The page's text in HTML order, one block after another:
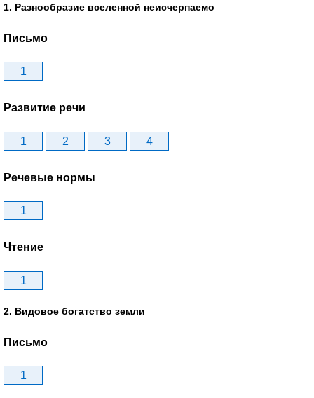
1. Разнообразие вселенной неисчерпаемо
Письмо
1
Развитие речи
1 2 3 4
Речевые нормы
1
Чтение
1
2. Видовое богатство земли
Письмо
1